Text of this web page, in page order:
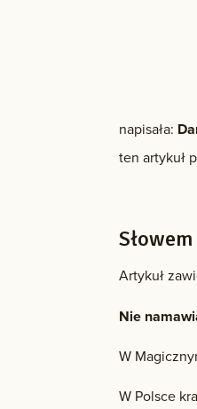
napisała:
ten artykuł
Artykuł
Nie
W
W Polsce